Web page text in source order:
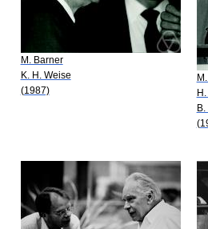
M. Barner
K. H. Weise
(1987)